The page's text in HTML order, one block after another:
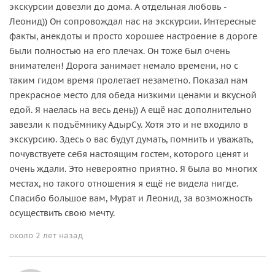
экскурсии довезли до дома. А отдельная любовь -
Леонид)) Он сопровождал нас на экскурсии. Интересные
факты, анекдоты и просто хорошее настроение в дороге
были полностью на его плечах. Он тоже был очень
внимателен! Дорога занимает немало времени, но с
таким гидом время пролетает незаметно. Показал нам
прекрасное место для обеда низкими ценами и вкусной
едой. Я наелась на весь день)) А ещё нас дополнительно
завезли к подъёмнику АдырСу. Хотя это и не входило в
экскурсию. Здесь о вас будут думать, помнить и уважать,
почувствуете себя настоящим гостем, которого ценят и
очень ждали. Это невероятно приятно. Я была во многих
местах, но такого отношения я ещё не видела нигде.
Спасибо большое вам, Мурат и Леонид, за возможность
осуществить свою мечту.
около 2 лет назад